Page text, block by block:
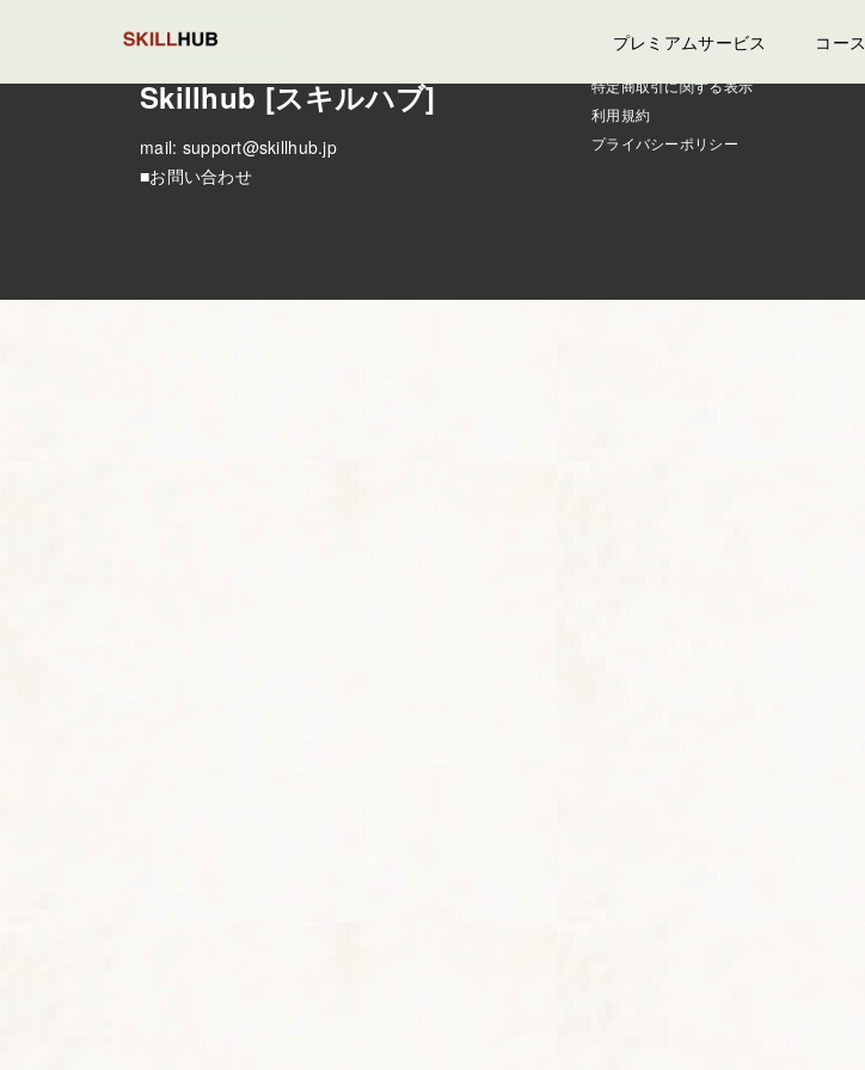
プレミアムサービス コース
Skillhub [スキルハブ]
mail: support@skillhub.jp
■お問い合わせ
特定商取引に関する表示
利用規約
プライバシーポリシー